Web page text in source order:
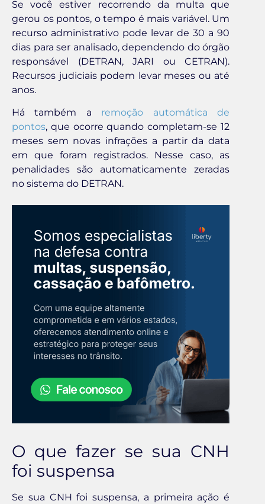
Se você estiver recorrendo da multa que
gerou os pontos, o tempo é mais variável. Um
recurso administrativo pode levar de 30 a 90
dias para ser analisado, dependendo do órgão
responsável (DETRAN, JARI ou CETRAN).
Recursos judiciais podem levar meses ou até
anos.
Há também a remoção automática de
pontos, que ocorre quando completam-se 12
meses sem novas infrações a partir da data
em que foram registrados. Nesse caso, as
penalidades são automaticamente zeradas
no sistema do DETRAN.
O que fazer se sua CNH
foi suspensa
Se sua CNH foi suspensa, a primeira ação é